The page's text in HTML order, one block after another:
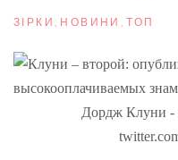
ЗІРКИ , НОВИНИ ,ТОП
Дордж Клуни -